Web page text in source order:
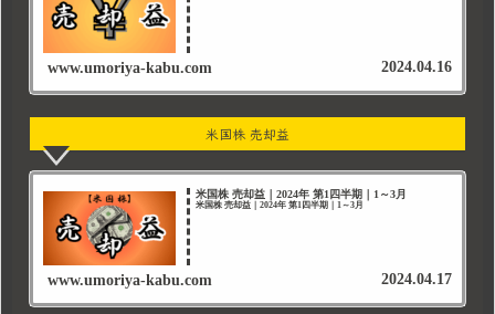
www.umoriya-kabu.com 2024.04.16
米国株 売却益
米国株 売却益｜2024年 第1四半期｜1～3月
米国株 売却益｜2024年 第1四半期｜1～3月
www.umoriya-kabu.com 2024.04.17